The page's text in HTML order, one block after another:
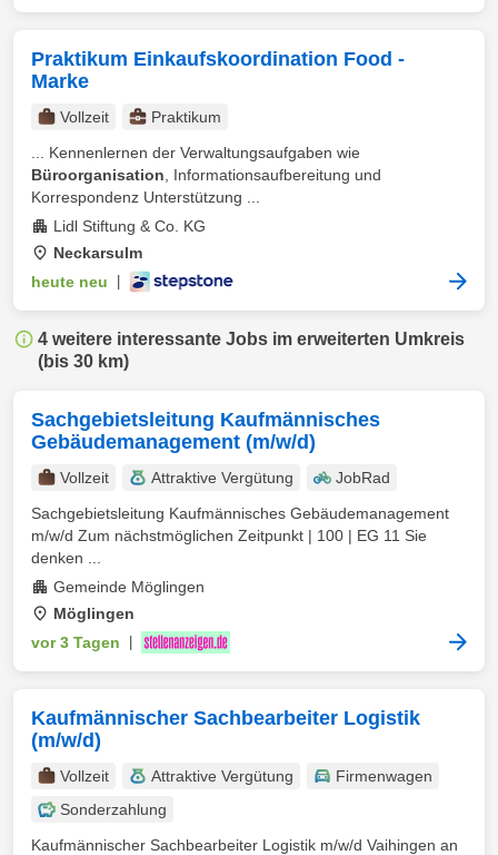
Praktikum Einkaufskoordination Food -
Marke
Vollzeit
Praktikum
... Kennenlernen der Verwaltungsaufgaben wie
Büroorganisation , Informationsaufbereitung und
Korrespondenz Unterstützung ...
Lidl Stiftung & Co. KG
Neckarsulm
heute neu
4 weitere interessante Jobs im erweiterten Umkreis
(bis 30 km)
Sachgebietsleitung Kaufmännisches
Gebäudemanagement (m/w/d)
Vollzeit Attraktive Vergütung
JobRad
Sachgebietsleitung Kaufmännisches Gebäudemanagement
m/w/d Zum nächstmöglichen Zeitpunkt | 100 | EG 11 Sie
denken ...
Gemeinde Möglingen
Möglingen
vor 3 Tagen
Kaufmännischer Sachbearbeiter Logistik
(m/w/d)
Vollzeit Attraktive Vergütung
Firmenwagen
Sonderzahlung
Kaufmännischer Sachbearbeiter Logistik m/w/d Vaihingen an